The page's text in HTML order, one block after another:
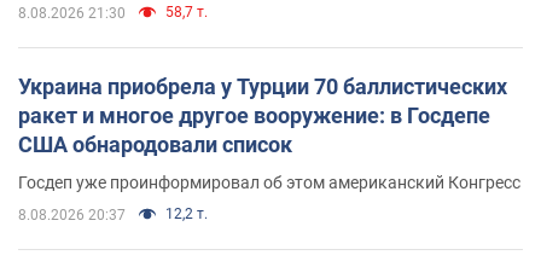
8.08.2026 21:30 58,7 т.
Украина приобрела у Турции 70 баллистических
ракет и многое другое вооружение: в Госдепе
США обнародовали список
Госдеп уже проинформировал об этом американский Конгресс
8.08.2026 20:37 12,2 т.